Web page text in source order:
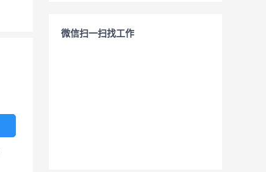
微信扫一扫找工作